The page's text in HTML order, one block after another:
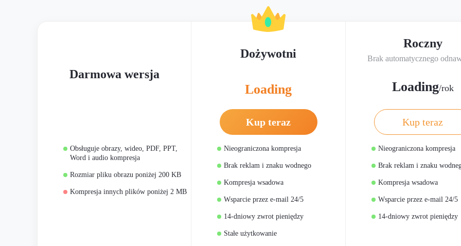
Darmowa wersja
Obsługuje obrazy, wideo, PDF, PPT,
Word i audio kompresja
Rozmiar pliku obrazu poniżej 200 KB
Kompresja innych plików poniżej 2 MB
Dożywotni
Loading
Kup teraz
Nieograniczona kompresja
Brak reklam i znaku wodnego
Kompresja wsadowa
Wsparcie przez e-mail 24/5
14-dniowy zwrot pieniędzy
Stałe użytkowanie
Roczny
Brak automatycznego
Loading/rok
Kup teraz
Nieograniczona kompresja
Brak reklam i znaku
Kompresja wsadowa
Wsparcie przez e-mail 24/5
14-dniowy zwrot pieniędzy